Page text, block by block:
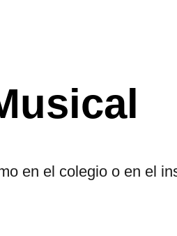
en el colegio o en el